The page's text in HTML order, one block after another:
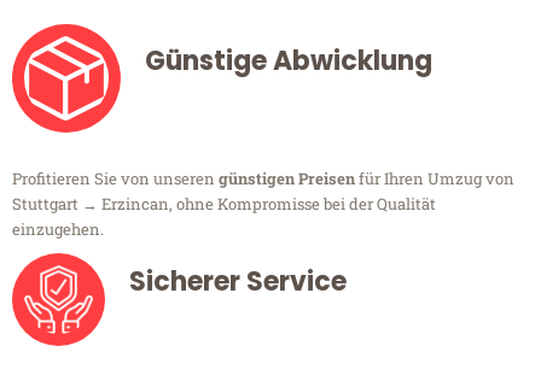
Günstige Abwicklung
Profitieren Sie von unseren günstigen Preisenfür Ihren Umzug von
Stuttgart → Erzincan, ohne Kompromisse bei der Qualität
einzugehen.
Sicherer Service